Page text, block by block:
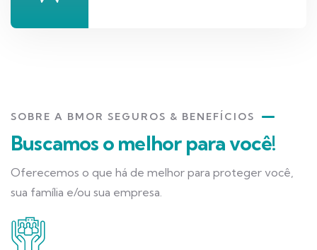
SOBRE A BMOR SEGUROS & BENEFÍCIOS
Buscamos o melhor para você!
Oferecemos o que há de melhor para proteger você,
sua família e/ou sua empresa.